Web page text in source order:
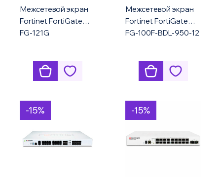
Межсетевой экран
Fortinet FortiGate
FG-121G
Межсетевой экран
Fortinet FortiGate
FG-100F-BDL-950-12
-15% -15%